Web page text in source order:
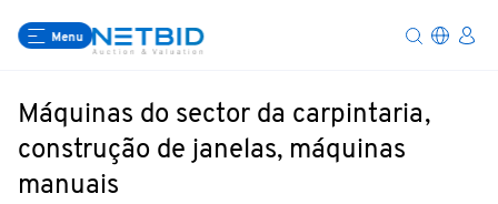
Menu
Máquinas do sector da carpintaria,
construção de janelas, máquinas
manuais